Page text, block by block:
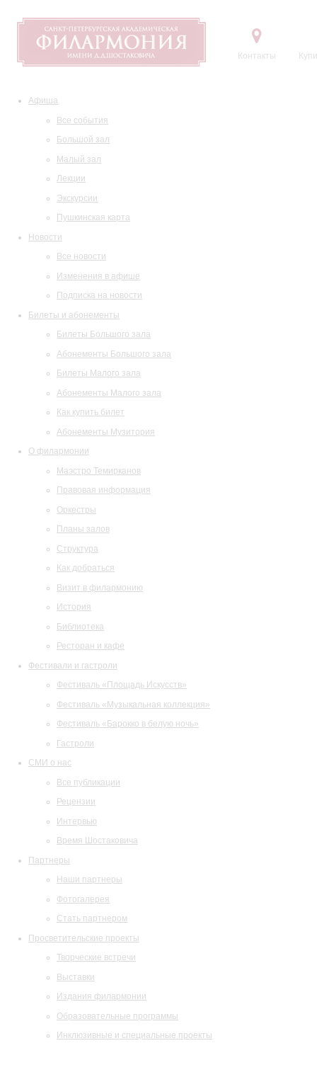
Контакты
Афиша
Все события
Большой зал
Малый зал
Лекции
Экскурсии
Пушкинская карта
Новости
Все новости
Изменения в афише
Подписка на новости
Билеты и абонементы
Билеты Большого зала
Абонементы Большого зала
Билеты Малого зала
Абонементы Малого зала
Как купить билет
Абонементы Музитория
О филармонии
Маэстро Темирканов
Правовая информация
Оркестры
Планы залов
Структура
Как добраться
Визит в филармонию
История
Библиотека
Ресторан и кафе
Фестивали и гастроли
Фестиваль «Площадь Искусств»
Фестиваль «Музыкальная коллекция»
Фестиваль «Барокко в белую ночь»
Гастроли
СМИ о нас
Все публикации
Рецензии
Интервью
Время Шостаковича
Партнеры
Наши партнеры
Фотогалерея
Стать партнером
Просветительские проекты
Творческие встречи
Выставки
Издания филармонии
Образовательные программы
Инклюзивные и специальные проекты